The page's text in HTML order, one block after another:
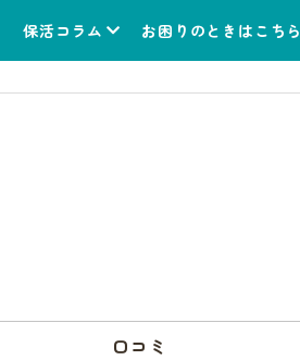
保活コラム お困りのときはこちら
口コミ